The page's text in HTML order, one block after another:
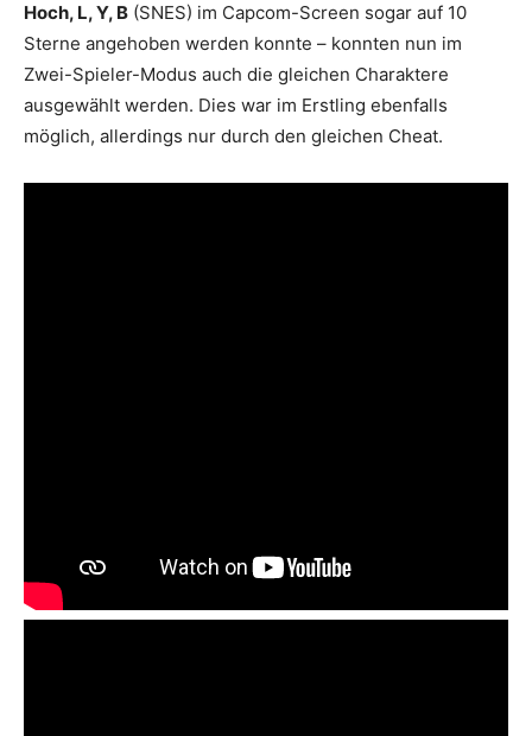
Hoch, L, Y, B (SNES) im Capcom-Screen sogar auf 10
Sterne angehoben werden konnte – konnten nun im
Zwei-Spieler-Modus auch die gleichen Charaktere
ausgewählt werden. Dies war im Erstling ebenfalls
möglich, allerdings nur durch den gleichen Cheat.